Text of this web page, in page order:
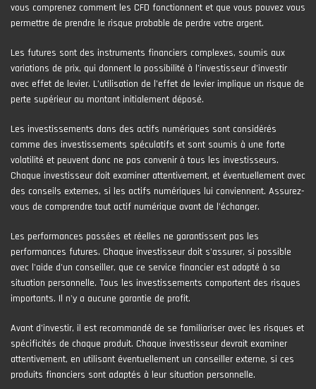
vous comprenez comment les CFD fonctionnent et que vous pouvez vous
permettre de prendre le risque probable de perdre votre argent.
Les futures sont des instruments financiers complexes, soumis aux
variations de prix, qui donnent la possibilité à l’investisseur d’investir
avec effet de levier. L’utilisation de l’effet de levier implique un risque de
perte supérieur au montant initialement déposé.
Les investissements dans des actifs numériques sont considérés
comme des investissements spéculatifs et sont soumis à une forte
volatilité et peuvent donc ne pas convenir à tous les investisseurs.
Chaque investisseur doit examiner attentivement, et éventuellement avec
des conseils externes, si les actifs numériques lui conviennent. Assurez-
vous de comprendre tout actif numérique avant de l'échanger.
Les performances passées et réelles ne garantissent pas les
performances futures. Chaque investisseur doit s'assurer, si possible
avec l'aide d'un conseiller, que ce service financier est adapté à sa
situation personnelle. Tous les investissements comportent des risques
importants. Il n'y a aucune garantie de profit.
Avant d’investir, il est recommandé de se familiariser avec les risques et
spécificités de chaque produit. Chaque investisseur devrait examiner
attentivement, en utilisant éventuellement un conseiller externe, si ces
produits financiers sont adaptés à leur situation personnelle.